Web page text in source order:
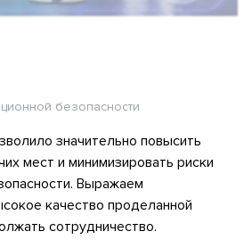
безопасности
значительно повысить
мест и минимизировать риски
Выражаем
качество проделанной
сотрудничество.